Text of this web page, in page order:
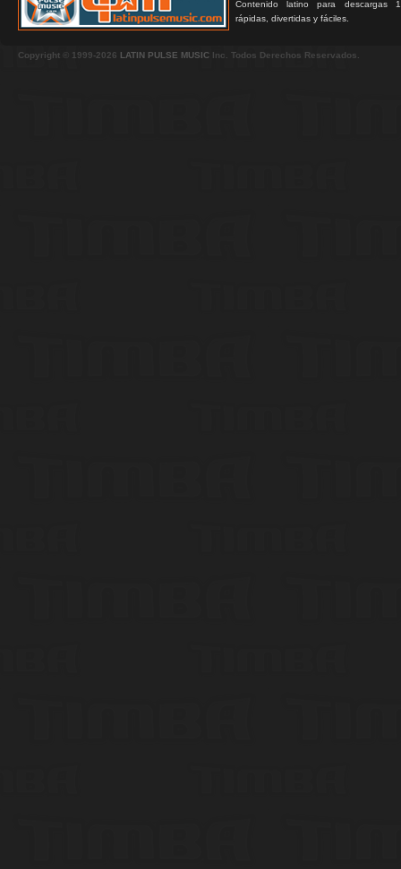
Contenido latino para descargas
rápidas, divertidas y fáciles.
Copyright © 1999-2026 LATIN PULSE MUSIC Inc. Todos Derechos Reservados.